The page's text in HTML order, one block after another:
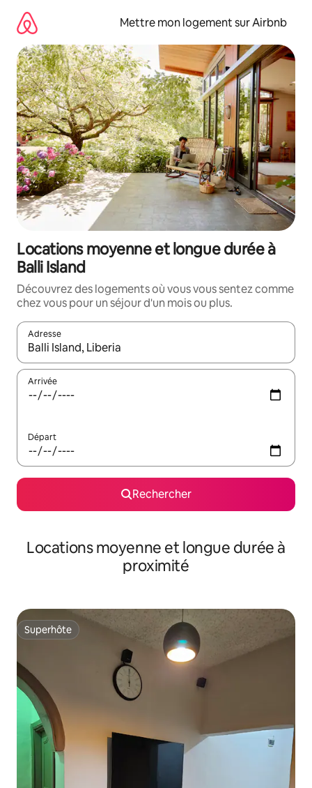
directement
contenu
Mettre mon logement sur Airbnb
Locations moyenne et longue durée à
Balli Island
Découvrez des logements où vous vous sentez comme
chez vous pour un séjour d'un mois ou plus.
Adresse
Lorsque les résultats s'affichent, utilisez les flèches vers le
Arrivée
Départ
Rechercher
Locations moyenne et longue durée à
proximité
Superhôte
Superhôte